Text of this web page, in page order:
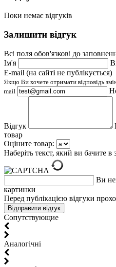
Поки немає відгуків
Залишити відгук
Всі поля обов'язкові до
Ім'я
E-mail (на сайті не публікується)
Якщо Ви хочете отримати відповідь
mail
Відгук
товар
Оціните товар:
Наберіть текст, який ви бачите в
Ви
картинки
Перед публікацією відгуки
Cопутствующие
Aналогічні